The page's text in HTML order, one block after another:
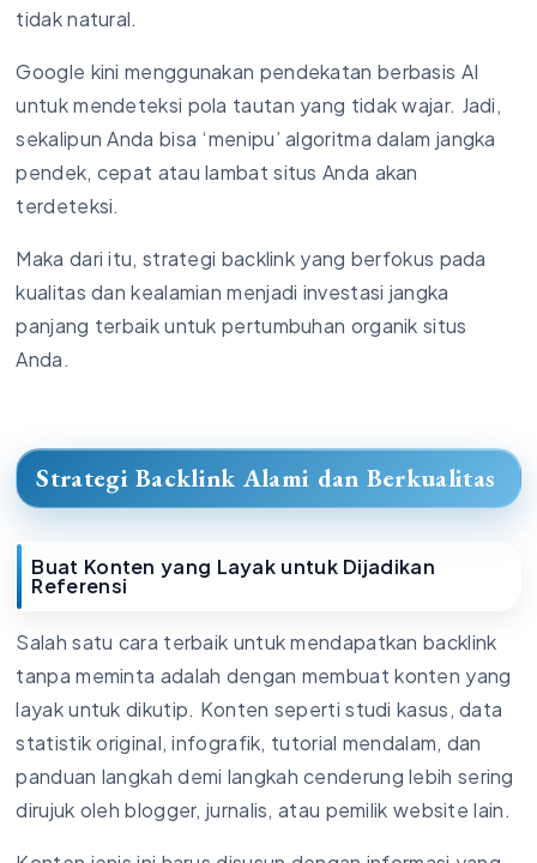
tidak natural.
Google kini menggunakan pendekatan berbasis AI
untuk mendeteksi pola tautan yang tidak wajar. Jadi,
sekalipun Anda bisa ‘menipu’ algoritma dalam jangka
pendek, cepat atau lambat situs Anda akan
terdeteksi.
Maka dari itu, strategi backlink yang berfokus pada
kualitas dan kealamian menjadi investasi jangka
panjang terbaik untuk pertumbuhan organik situs
Anda.
Strategi Backlink Alami dan Berkualitas
Buat Konten yang Layak untuk Dijadikan
Referensi
Salah satu cara terbaik untuk mendapatkan backlink
tanpa meminta adalah dengan membuat konten yang
layak untuk dikutip. Konten seperti studi kasus, data
statistik original, infografik, tutorial mendalam, dan
panduan langkah demi langkah cenderung lebih sering
dirujuk oleh blogger, jurnalis, atau pemilik website lain.